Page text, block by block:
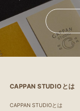
CAPPAN STUDIOとは
CAPPAN STUDIOとは